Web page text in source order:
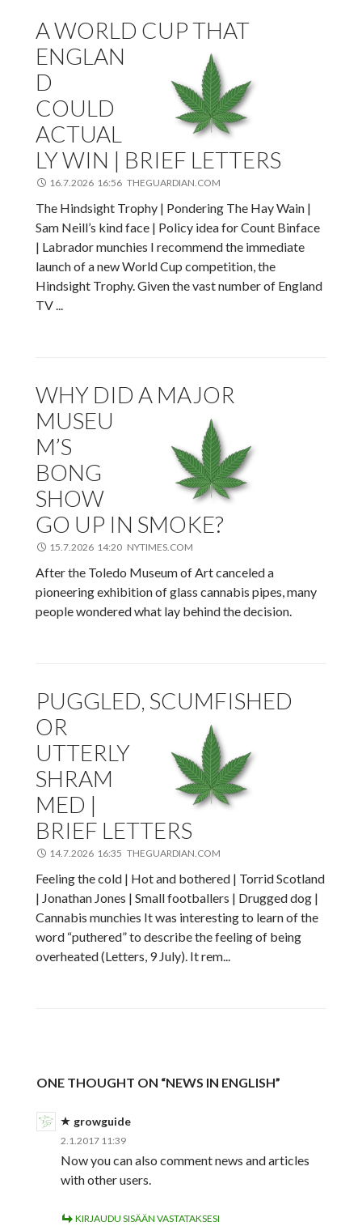
A WORLD CUP THAT
ENGLAN
D
COULD
ACTUAL
LY WIN | BRIEF LETTERS
16.7.2026 16:56 THEGUARDIAN.COM
The Hindsight Trophy | Pondering The Hay Wain |
Sam Neill’s kind face | Policy idea for Count Binface
| Labrador munchies I recommend the immediate
launch of a new World Cup competition, the
Hindsight Trophy. Given the vast number of England
TV ...
WHY DID A MAJOR
MUSEU
M’S
BONG
SHOW
GO UP IN SMOKE?
15.7.2026 14:20 NYTIMES.COM
After the Toledo Museum of Art canceled a
pioneering exhibition of glass cannabis pipes, many
people wondered what lay behind the decision.
PUGGLED, SCUMFISHED
OR
UTTERLY
SHRAM
MED |
BRIEF LETTERS
14.7.2026 16:35 THEGUARDIAN.COM
Feeling the cold | Hot and bothered | Torrid Scotland
| Jonathan Jones | Small footballers | Drugged dog |
Cannabis munchies It was interesting to learn of the
word “puthered” to describe the feeling of being
overheated (Letters, 9 July). It rem...
ONE THOUGHT ON “NEWS IN ENGLISH”
growguide
2.1.2017 11:39
Now you can also comment news and articles
with other users.
KIRJAUDU SISÄÄN VASTATAKSESI